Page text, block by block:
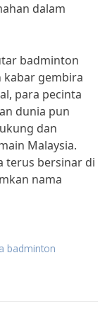
dalam
badminton
kabar gembira
para pecinta
dunia pun
dan
Malaysia.
terus bersinar di
nama
badminton